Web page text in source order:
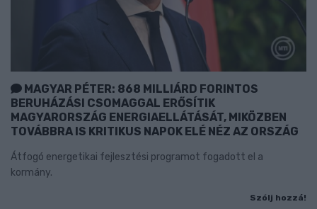
MAGYAR PÉTER: 868 MILLIÁRD FORINTOS
BERUHÁZÁSI CSOMAGGAL ERŐSÍTIK
MAGYARORSZÁG ENERGIAELLÁTÁSÁT, MIKÖZBEN
TOVÁBBRA IS KRITIKUS NAPOK ELÉ NÉZ AZ ORSZÁG
Átfogó energetikai fejlesztési programot fogadott el a
kormány.
Szólj hozzá!